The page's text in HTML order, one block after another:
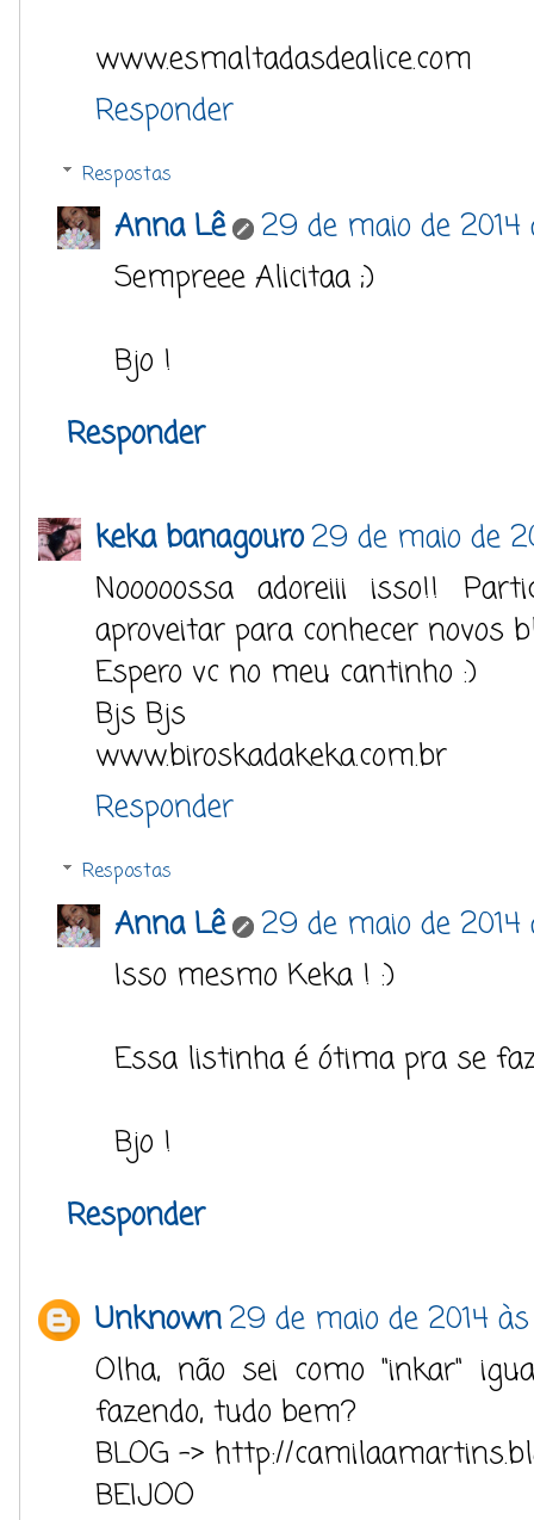
www.esmaltadasdealice.com
Responder
Respostas
Anna Lê
29 de maio de 2014
Sempreee Alicitaa ;)
Bjo !
Responder
keka banagouro29 de maio de
Nooooossa adoreiii isso!!
aproveitar para conhecer novos
Espero vc no meu cantinho :)
Bjs Bjs
www.biroskadakeka.com.br
Responder
Respostas
Anna Lê
29 de maio de 2014
Isso mesmo Keka ! :)
Essa listinha é ótima pra se
Bjo !
Responder
Unknown29 de maio de 2014 às
Olha, não sei como "inkar"
fazendo, tudo bem?
BLOG -> http://
BEIJOO